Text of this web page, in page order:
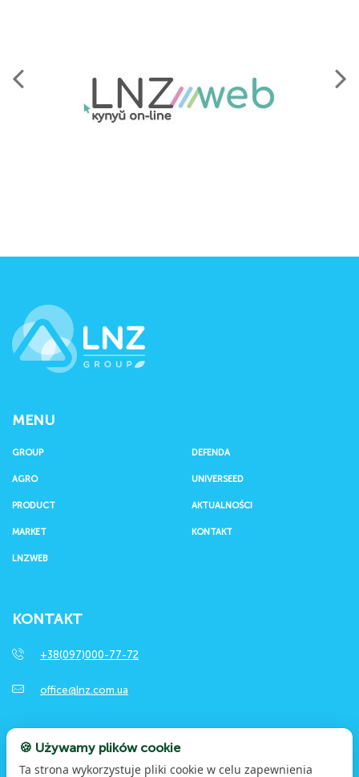
MENU
GROUP
AGRO
PRODUCT
MARKET
DEFENDA
UNIVERSEED
AKTUALNOŚCI
KONTAKT
LNZWEB
KONTAKT
+38(097)000-77-72
office@lnz.com.ua
🍪 Używamy plików cookie
Ta strona wykorzystuje pliki cookie w celu zapewnienia